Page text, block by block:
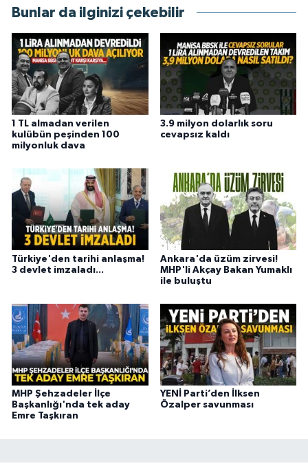
Bunlar da ilginizi çekebilir
1 TL almadan verilen
kulübün peşinden 100
milyonluk dava
3.9 milyon dolarlık soru
cevapsız kaldı
Türkiye'den tarihi anlaşma!
3 devlet imzaladı...
Ankara'da üzüm zirvesi!
MHP'li Akçay Bakan Yumaklı
ile buluştu
MHP Şehzadeler İlçe
Başkanlığı'nda tek aday
Emre Taşkıran
YENİ Parti’den İlksen
Özalper savunması